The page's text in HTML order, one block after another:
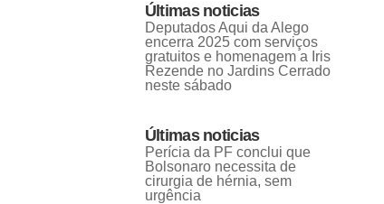
Últimas noticias
Deputados Aqui da Alego
encerra 2025 com serviços
gratuitos e homenagem a Iris
Rezende no Jardins Cerrado
neste sábado
Últimas noticias
Perícia da PF conclui que
Bolsonaro necessita de
cirurgia de hérnia, sem
urgência